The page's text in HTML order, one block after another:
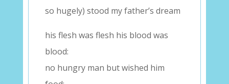
so hugely) stood my father’s dream
his flesh was flesh his blood was
blood:
no hungry man but wished him